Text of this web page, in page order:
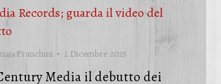
Records; guarda il video del
Franchini 2 Dicembre 2025
Media il debutto dei